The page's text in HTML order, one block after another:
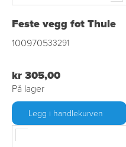
Feste vegg fot Thule
100970533291
kr 305,00
På lager
Legg i handlekurven